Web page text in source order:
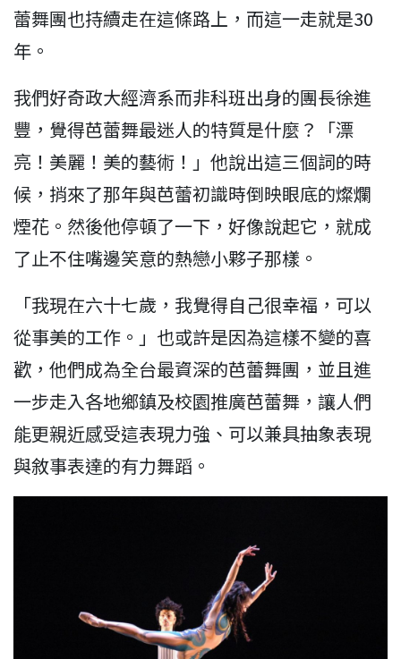
蕾舞團也持續走在這條路上，而這一走就是30
年。
我們好奇政大經濟系而非科班出身的團長徐進
豐，覺得芭蕾舞最迷人的特質是什麼？「漂
亮！美麗！美的藝術！」他說出這三個詞的時
候，捎來了那年與芭蕾初識時倒映眼底的燦爛
煙花。然後他停頓了一下，好像說起它，就成
了止不住嘴邊笑意的熱戀小夥子那樣。
「我現在六十七歲，我覺得自己很幸福，可以
從事美的工作。」也或許是因為這樣不變的喜
歡，他們成為全台最資深的芭蕾舞團，並且進
一步走入各地鄉鎮及校園推廣芭蕾舞，讓人們
能更親近感受這表現力強、可以兼具抽象表現
與敘事表達的有力舞蹈。